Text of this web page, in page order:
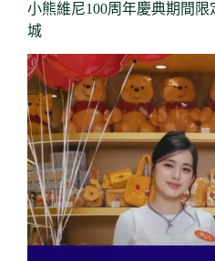
小熊維尼100周年慶典期間
城